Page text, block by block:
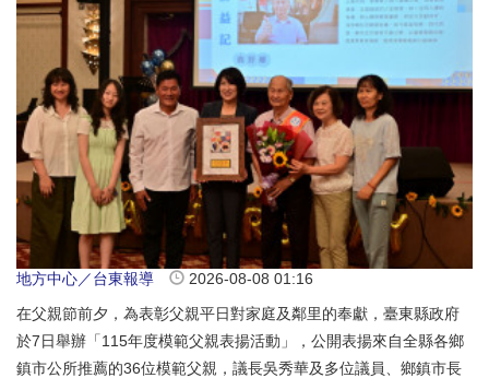
元港候船室暨聯外道路工程動土(01:39)
應毒駕事故攀升 臺東警分局強化攔檢執
勤安全訓練(00:26)
2026《東！帶我走》演唱會9/12、13台東
登場 打造全台最嗨戶外KTV音樂節
(06:00)
2026台東最美星空7/18前進蘭嶼 金曲歌
王陳建年與小飛魚文化展演隊共譜島嶼星
(07:00)
地方中心／台東報導
2026-08-08 01:16
在父親節前夕，為表彰父親平日對家庭及鄰里的奉獻，臺東縣政府
於7日舉辦「115年度模範父親表揚活動」，公開表揚來自全縣各鄉
鎮市公所推薦的36位模範父親，議長吳秀華及多位議員、鄉鎮市長